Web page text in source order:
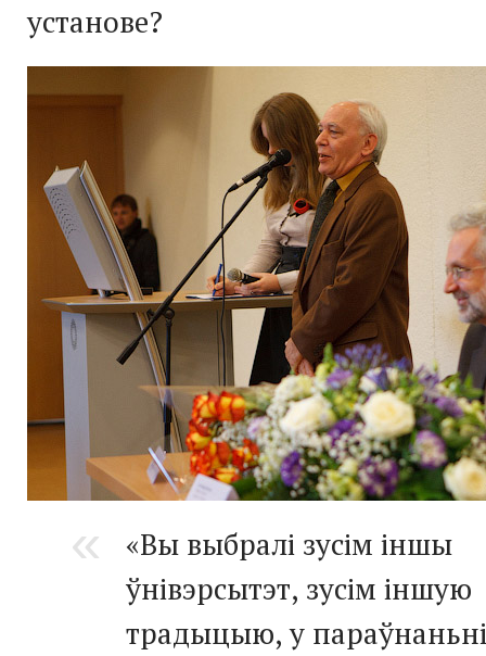
установе?
«Вы выбралі зусім іншы
ўнівэрсытэт, зусім іншую
традыцыю, у